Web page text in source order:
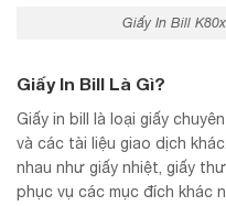
Giấy In Bill
Giấy In Bill Là Gì?
Giấy in bill là loại giấy
và các tài liệu giao dịch
nhau như giấy nhiệt, giấy
phục vụ các mục đích khác